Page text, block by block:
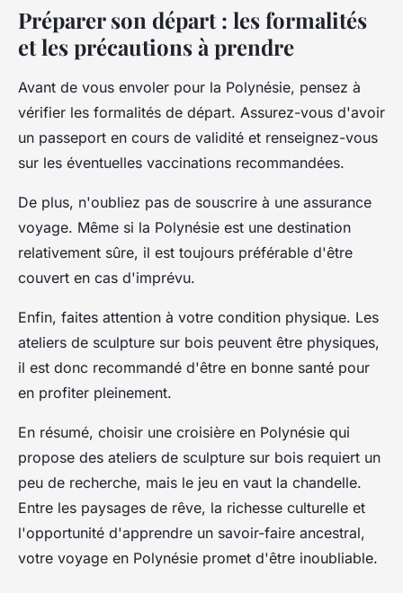
Préparer son départ : les formalités
et les précautions à prendre
Avant de vous envoler pour la Polynésie, pensez à
vérifier les formalités de départ. Assurez-vous d'avoir
un passeport en cours de validité et renseignez-vous
sur les éventuelles vaccinations recommandées.
De plus, n'oubliez pas de souscrire à une assurance
voyage. Même si la Polynésie est une destination
relativement sûre, il est toujours préférable d'être
couvert en cas d'imprévu.
Enfin, faites attention à votre condition physique. Les
ateliers de sculpture sur bois peuvent être physiques,
il est donc recommandé d'être en bonne santé pour
en profiter pleinement.
En résumé, choisir une croisière en Polynésie qui
propose des ateliers de sculpture sur bois requiert un
peu de recherche, mais le jeu en vaut la chandelle.
Entre les paysages de rêve, la richesse culturelle et
l'opportunité d'apprendre un savoir-faire ancestral,
votre voyage en Polynésie promet d'être inoubliable.